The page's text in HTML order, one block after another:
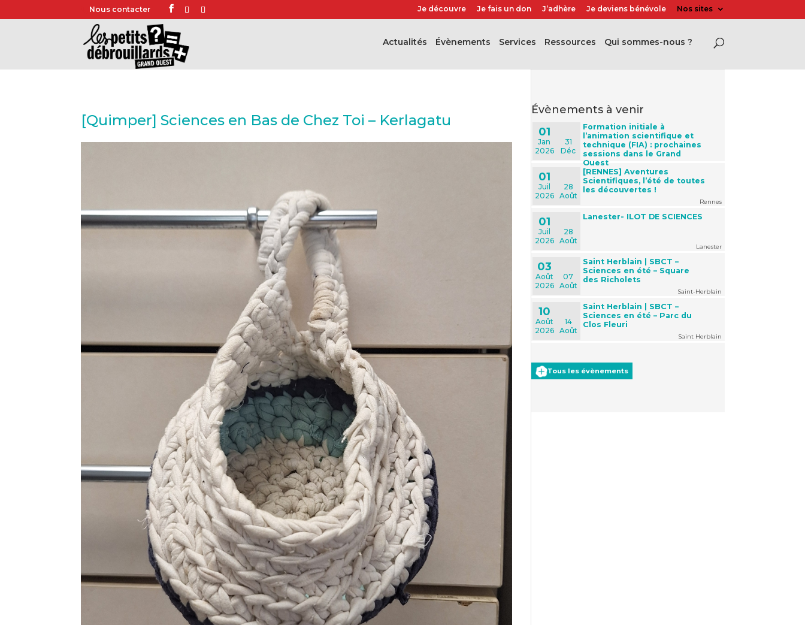
Nous contacter Je découvre Je fais un don J’adhère Je deviens bénévole Nos sites
Actualités évènements Services Ressources Qui sommes-nous ?
[Quimper] Sciences en Bas de Chez Toi – Kerlagatu
évènements à venir
01
Jan
2026
31
Déc
Formation initiale à
l’animation scientifique et
technique (FIA) : prochaines
sessions dans le Grand
Ouest
01
Juil
2026
28
Août
[RENNES] Aventures
Scientifiques, l’été de toutes
les découvertes !
Rennes
01
Juil
2026
28
Août
Lanester- ILOT DE SCIENCES
Lanester
03
Août
2026
07
Août
Saint Herblain | SBCT –
Sciences en été – Square
des Richolets
Saint-Herblain
10
Août
2026
14
Août
Saint Herblain | SBCT –
Sciences en été – Parc du
Clos Fleuri
Saint Herblain
Tous les évènements